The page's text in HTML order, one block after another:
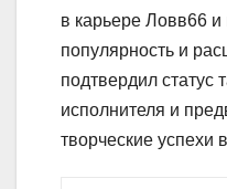
в карьере Ловв66 и
популярность и
подтвердил статус
исполнителя и
творческие успехи